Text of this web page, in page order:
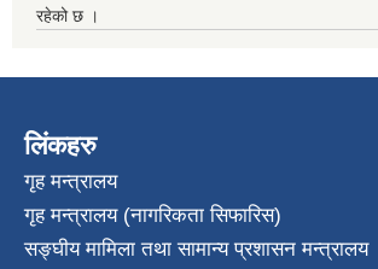
रहेको छ ।
लिंकहरु
गृह मन्त्रालय
गृह मन्त्रालय (नागरिकता सिफारिस)
सङ्घीय मामिला तथा सामान्य प्रशासन मन्त्रालय